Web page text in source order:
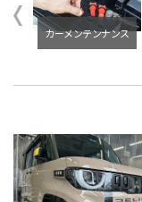
交 カーメンテンナンス